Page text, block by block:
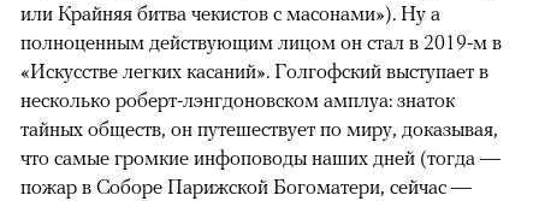
или Крайняя битва чекистов с масонами»). Ну а
полноценным действующим лицом он стал в 2019-м в
«Искусстве легких касаний». Голгофский выступает в
несколько роберт-лэнгдоновском амплуа: знаток
тайных обществ, он путешествует по миру, доказывая,
что самые громкие инфоповоды наших дней (тогда —
пожар в Соборе Парижской Богоматери, сейчас —